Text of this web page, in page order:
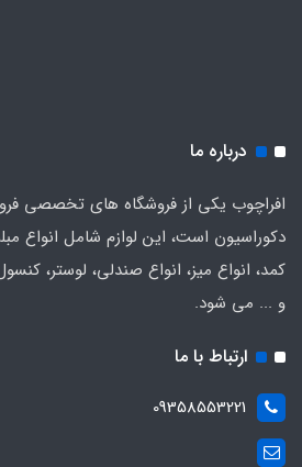
درباره ما
افراچوب یکی از فروشگاه های تخصصی
دکوراسیون است، این لوازم شامل انواع
کمد، انواع میز، انواع صندلی، لوستر،
و ... می شود.
ارتباط با ما
09358553221